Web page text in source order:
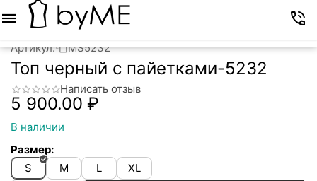
Артикул: MS5232
Топ черный с пайетками-5232
Написать отзыв
5 900.00 ₽
В наличии
Размер:
S
M L XL
Меню Корзина Контакты